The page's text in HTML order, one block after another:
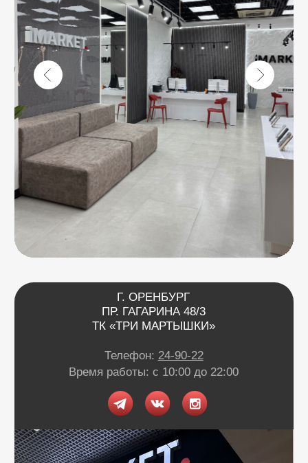
г. Оренбург, ул. 8 марта д. 49
ТЦ «Панорама»
запрещен на территории РФ.
Согласие на информационную рассылку
Согласие на обработку персональных данных
Адреса
г. Оренбург, пр. Дзержинского д. 23
ТРЦ «Север» 2 вход, 1 этаж
г. Оренбург, пр. Гагарина 48/3
г. Оренбург, Нежинское ш. 2А
ТЦ «Армада 2»
ТЦ «Гулливер»
г. Оренбург, проезд Северный д. 26
Камеры
Колонки
Instagram*
Для дома
Dyson
Консоли
Macbook
Watch
iPad
AirPods
Аксессуары
Рассрочка
Доставка
и оплата
Сервис и
ремонт
Гарантия